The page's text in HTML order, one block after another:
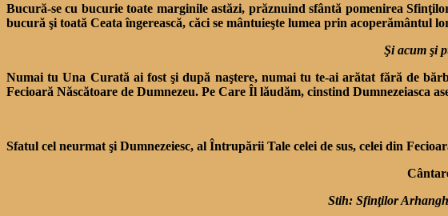
Bucură-se cu bucurie toate marginile astăzi, prăznuind sfântă pomenirea
bucură şi toată Ceata îngerească, căci se mântuieşte lumea prin acoperământul
Şi acum şi
Numai tu Una Curată ai fost şi după naştere, numai tu te-ai arătat fără de
Fecioară Născătoare de Dumnezeu. Pe Care Îl lăudăm, cinstind Dumnezeiasca
Sfatul cel neurmat şi Dumnezeiesc, al Întrupării Tale celei de sus, celei din
Stih: Sfinţilor